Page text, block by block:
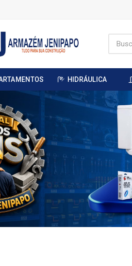
HIDRÁULICA